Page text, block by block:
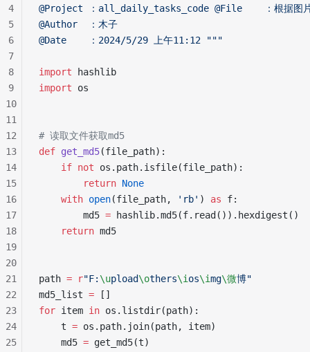
@Project ：all_daily_tasks_code @File    ：根据图
@Author  ：木子
@Date    ：2024/5/29 上午11:12 """
import hashlib
import os
# 读取文件获取md5
def get_md5(file_path):
    if
not os.path.isfile(file_path):
        return
None
    with
open(file_path, 'rb' ) as f:
        md5
= hashlib.md5(f.read()).hexdigest()
    return
md5
path = r"F: \upload\others\i os\img\微博"
md5_list = []
for item in os.listdir(path):
    t
= os.path.join(path, item)
    md5
= get_md5(t)
4
5
6
7
8
9
10
11
12
13
14
15
16
17
18
19
20
21
22
23
24
25